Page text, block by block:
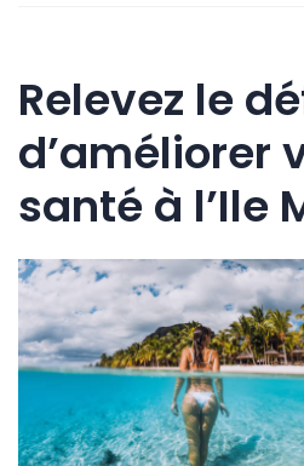
Relevez le
d’améliorer
santé à l’Ile